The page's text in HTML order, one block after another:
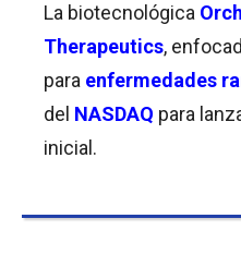
La biotecnológica
Therapeutics,
para enfermedades
del NASDAQ para
inicial.